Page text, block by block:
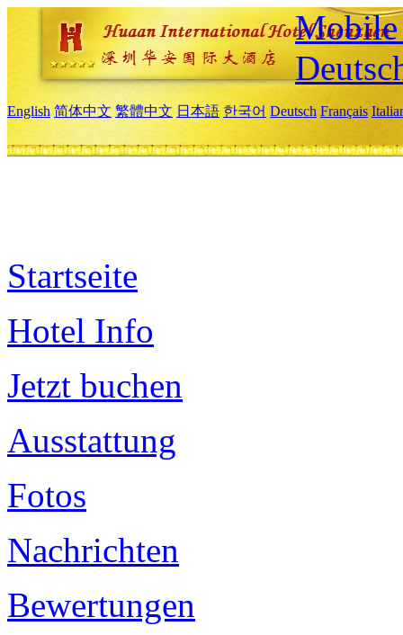
Mobile
English 简体中文 繁體中文 日本語 한국어 Deutsch Français
Startseite
Hotel Info
Jetzt buchen
Ausstattung
Fotos
Nachrichten
Bewertungen